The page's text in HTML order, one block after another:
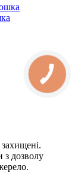
з дозволу